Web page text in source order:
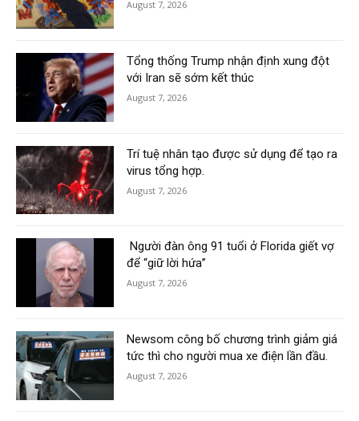
August 7, 2026
Tổng thống Trump nhận định xung đột
với Iran sẽ sớm kết thúc
August 7, 2026
Trí tuệ nhân tạo được sử dụng để tạo ra
virus tổng hợp.
August 7, 2026
Người đàn ông 91 tuổi ở Florida giết vợ
để “giữ lời hứa”
August 7, 2026
Newsom công bố chương trình giảm giá
tức thì cho người mua xe điện lần đầu.
August 7, 2026